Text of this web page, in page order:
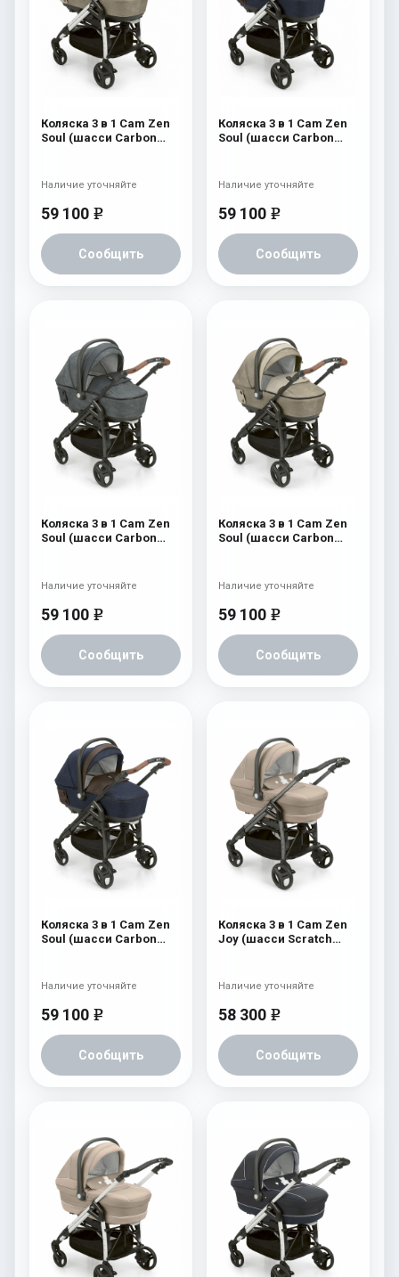
Коляска 3 в 1 Cam Zen
Soul (шасси Carbon
59 100 e
Сообщить
Наличие уточняйте
Коляска 3 в 1 Cam Zen
Soul (шасси Carbon
59 100 e
Сообщить
Наличие уточняйте
Коляска 3 в 1 Cam Zen
Soul (шасси Carbon
59 100 e
Сообщить
Наличие уточняйте
Коляска 3 в 1 Cam Zen
Soul (шасси Carbon
59 100 e
Сообщить
Наличие уточняйте
Коляска 3 в 1 Cam Zen
Soul (шасси Carbon
59 100 e
Сообщить
Наличие уточняйте
Коляска 3 в 1 Cam Zen
Joy (шасси Scratch
58 300 e
Сообщить
Наличие уточняйте